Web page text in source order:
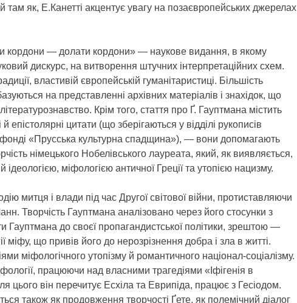
як, Е.Канетті акцентує увагу на позаєвропейських джерелах
кордони — долати кордони» — наукове видання, в якому
дискурс, на витворення штучних інтерпретаційних схем.
властивій європейській гуманітаристиці. Більшість
на представленні архівних матеріалів і знахідок, що
Крім того, стаття про Ґ. Гауптмана містить
цитати (що зберігаються у відділі рукописів
фонді «Прусська культурна спадщина»), — вони допомагають
німецького Нобелівського лауреата, який, як виявляється,
міфологією античної Греції та утопією нацизму.
митця і влади під час Другої світової війни, протиставляючи
Творчість Гауптмана аналізовано через його стосунки з
Гауптмана до своєї пропагандистської політики, зрештою —
що привів його до нерозрізнення добра і зла в житті.
міфологічного утопізму й романтичного націонал-соціалізму.
працюючи над власними трагедіями «Іфігенія в
цього він перечитує Есхіла та Еврипіда, працює з Гесіодом.
також як продовження творчості Ґете, як полемічний діалог